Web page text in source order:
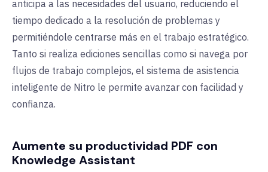
anticipa a las necesidades del usuario, reduciendo el
tiempo dedicado a la resolución de problemas y
permitiéndole centrarse más en el trabajo estratégico.
Tanto si realiza ediciones sencillas como si navega por
flujos de trabajo complejos, el sistema de asistencia
inteligente de Nitro le permite avanzar con facilidad y
confianza.
Aumente su productividad PDF con
Knowledge Assistant